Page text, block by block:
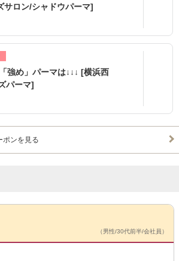
サロン/シャドウパーマ]
強め」パーマは↓↓↓ [横浜西
パーマ]
ポンを見る
Up
（男性/30代前半/会社員）